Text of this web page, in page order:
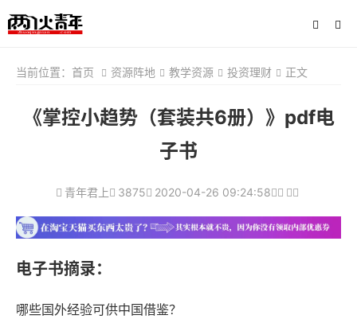
当前位置： 首页 资源阵地 教学资源 投资理财 正文
《掌控小趋势（套装共6册）》pdf电
子书
青年君上 3875 2020-04-26 09:24:58
电子书摘录：
哪些国外经验可供中国借鉴？